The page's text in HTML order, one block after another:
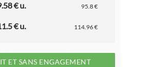
€ u. 95.8 €
€ u. 114.96 €
ET SANS ENGAGEMENT